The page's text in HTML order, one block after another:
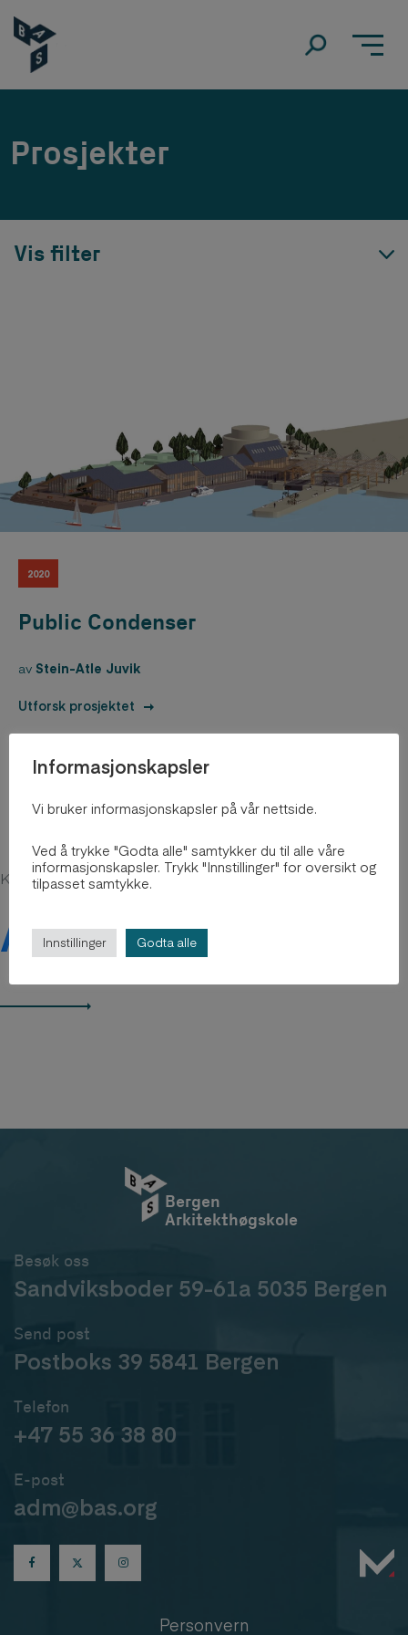
Prosjekter
Vis filter
2020
Public Condenser
av Stein-Atle Juvik
Utforsk prosjektet
Kanskje du er interessert i
Arkiv 2012-2018
Bergen
Arkitekthøgskole
Besøk oss
Sandviksboder 59-61a 5035 Bergen
Send post
Postboks 39 5841 Bergen
Telefon
+47 55 36 38 80
E-post
adm@bas.org
Personvern
Informasjonskapsler
Vi bruker informasjonskapsler på vår nettside.
Ved å trykke "Godta alle" samtykker du til alle våre
informasjonskapsler. Trykk "Innstillinger" for oversikt og
tilpasset samtykke.
Innstillinger Godta alle